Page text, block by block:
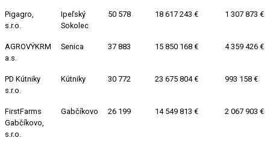
Pigagro,
s.r.o.
Ipeľský
Sokolec
50 578 18 617 243 € 1 307 873 €
AGROVÝKRM
a.s.
Senica 37 883 15 850 168 € 4 359 426 €
PD Kútniky
s.r.o.
Kútniky 30 772 23 675 804 € 993 158 €
FirstFarms
Gabčíkovo,
s.r.o.
Gabčíkovo 26 199 14 549 813 € 2 067 903 €